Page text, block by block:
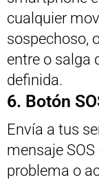
cualquier
sospechoso,
entre o salga
definida.
6. Botón
Envía a tus
mensaje
problema o